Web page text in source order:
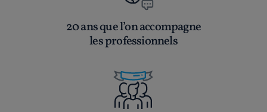
20 ans que l’on accompagne
les professionnels